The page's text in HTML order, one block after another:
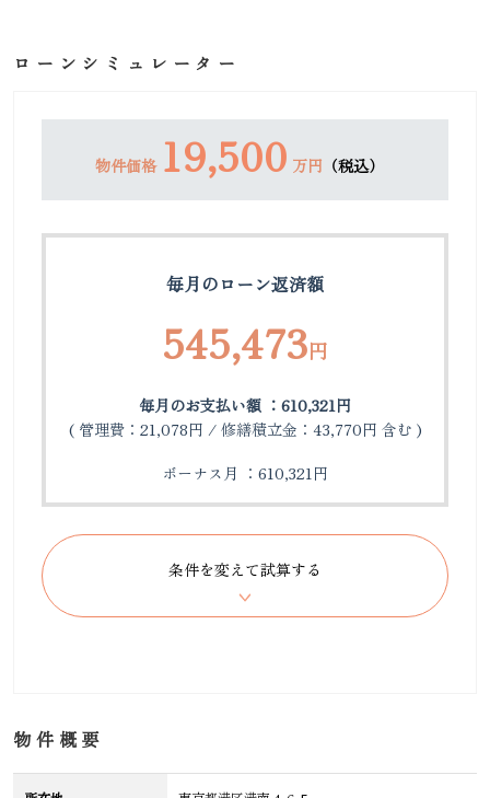
ローンシミュレーター
物件価格 19,500 万円 （税込）
毎月のローン返済額
545,473円
毎月のお支払い額 ：610,321円
( 管理費：21,078円 / 修繕積立金：43,770円 含む )
ボーナス月 ：610,321円
物件概要